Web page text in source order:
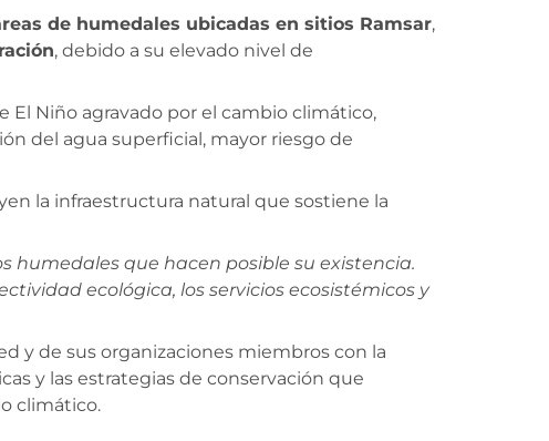
de humedales ubicadas en sitios Ramsar,
, debido a su elevado nivel de
El Niño agravado por el cambio climático,
del agua superficial, mayor riesgo de
la infraestructura natural que sostiene la
humedales que hacen posible su existencia.
ecológica, los servicios ecosistémicos y
y de sus organizaciones miembros con la
y las estrategias de conservación que
climático.